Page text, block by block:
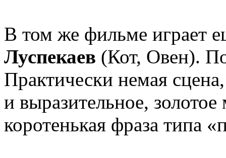
В том же фильме играет
Луспекаев (Кот, Овен).
Практически немая
и выразительное,
коротенькая фраза типа